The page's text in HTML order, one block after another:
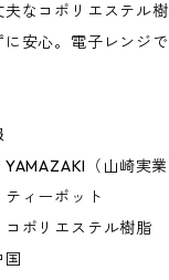
なコポリエステル
に安心。電子レンジ
YAMAZAKI（山崎実
ティーポット
コポリエステル樹脂
国